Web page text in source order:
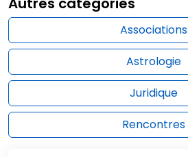
Associations
Astrologie
Juridique
Rencontres